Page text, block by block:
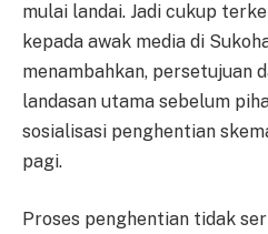
mulai landai. Jadi cukup
kepada awak media di
menambahkan, persetujuan
landasan utama sebelum
sosialisasi penghentian
pagi.
Proses penghentian tidak